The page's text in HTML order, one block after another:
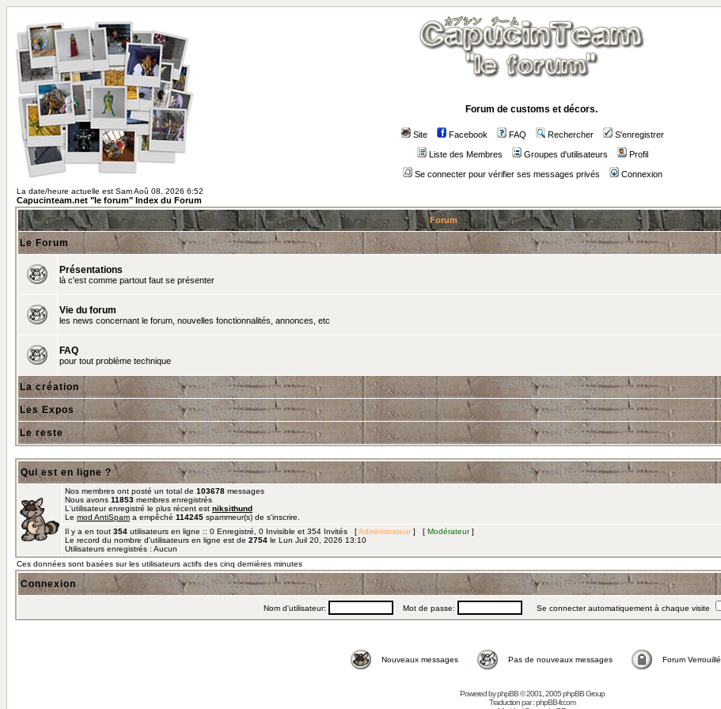
Forum de customs et décors.
Site Facebook FAQ Rechercher S'enregistrer
Liste des Membres Groupes d'utilisateurs Profil
Se connecter pour vérifier ses messages privés Connexion
La date/heure actuelle est Sam Aoû 08, 2026 6:52
Capucinteam.net "le forum" Index du Forum
Forum
Le Forum
Présentations
là c'est comme partout faut se présenter
Vie du forum
les news concernant le forum, nouvelles fonctionnalités, annonces, etc
FAQ
pour tout problème technique
La création
Les Expos
Le reste
Qui est en ligne ?
Nos membres ont posté un total de 103678 messages
Nous avons 11853 membres enregistrés
L'utilisateur enregistré le plus récent est niksithund
Le mod AntiSpam a empêché 114245 spammeur(s) de s'inscrire.
Il y a en tout 354 utilisateurs en ligne :: 0 Enregistré, 0 Invisible et 354 Invités [Administrateur ] [ Modérateur]
Le record du nombre d'utilisateurs en ligne est de 2754 le Lun Juil 20, 2026 13:10
Utilisateurs enregistrés : Aucun
Ces données sont basées sur les utilisateurs actifs des cinq dernières minutes
Connexion
Nom d'utilisateur: Mot de passe: Se connecter automatiquement à chaque visite
Nouveaux messages Pas de nouveaux messages Forum Verrouillé
Powered byphpBB© 2001, 2005 phpBB Group
Traduction par :phpBB-fr.com